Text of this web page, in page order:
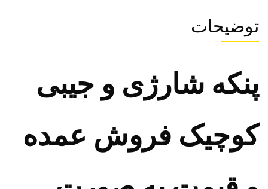
توضیحات
پنکه شارژی و جیبی
کوچیک فروش عمده